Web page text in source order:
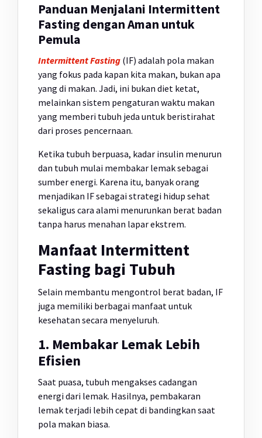
Panduan Menjalani Intermittent
Fasting dengan Aman untuk
Pemula
Intermittent Fasting (IF) adalah pola makan
yang fokus pada kapan kita makan, bukan apa
yang di makan. Jadi, ini bukan diet ketat,
melainkan sistem pengaturan waktu makan
yang memberi tubuh jeda untuk beristirahat
dari proses pencernaan.
Ketika tubuh berpuasa, kadar insulin menurun
dan tubuh mulai membakar lemak sebagai
sumber energi. Karena itu, banyak orang
menjadikan IF sebagai strategi hidup sehat
sekaligus cara alami menurunkan berat badan
tanpa harus menahan lapar ekstrem.
Manfaat Intermittent
Fasting bagi Tubuh
Selain membantu mengontrol berat badan, IF
juga memiliki berbagai manfaat untuk
kesehatan secara menyeluruh.
1. Membakar Lemak Lebih
Efisien
Saat puasa, tubuh mengakses cadangan
energi dari lemak. Hasilnya, pembakaran
lemak terjadi lebih cepat di bandingkan saat
pola makan biasa.